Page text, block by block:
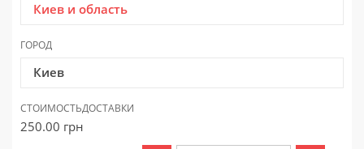
Киев и область
ГОРОД
Киев
СТОИМОСТЬДОСТАВКИ
250.00 грн